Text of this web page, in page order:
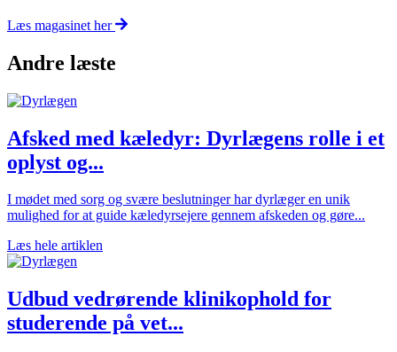
Læs magasinet her
Andre læste
Afsked med kæledyr: Dyrlægens rolle i et
oplyst og...
I mødet med sorg og svære beslutninger har dyrlæger en unik
mulighed for at guide kæledyrsejere gennem afskeden og gøre...
Læs hele artiklen
Udbud vedrørende klinikophold for
studerende på vet...